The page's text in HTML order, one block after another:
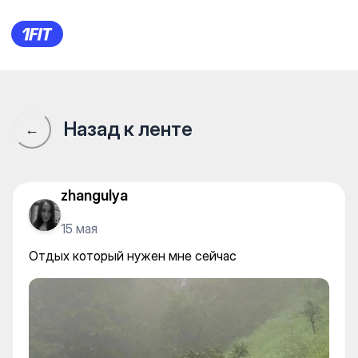
Отдых который нужен мне
← Назад к ленте
zhangulya
15 мая
Отдых который нужен мне сейчас